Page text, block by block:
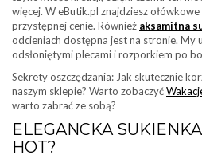
więcej. W eButik.pl znajdziesz
przystępnej cenie. Również aksamitna
odcieniach dostępna jest na stronie. My
odsłoniętymi plecami i rozporkiem po
Sekrety oszczędzania: Jak skutecznie
naszym sklepie? Warto zobaczyć
warto zabrać ze sobą?
ELEGANCKA
HOT?